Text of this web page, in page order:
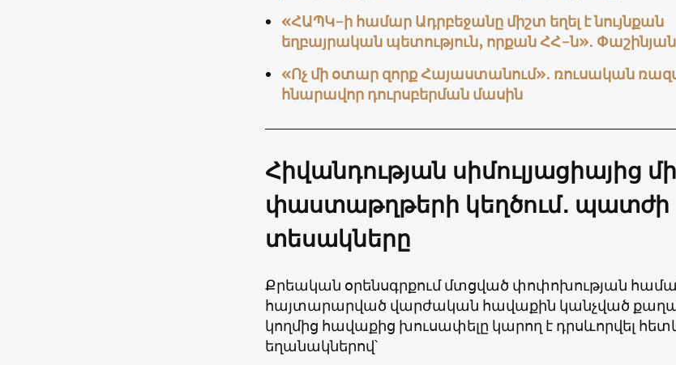
«ՀԱՊԿ-ի համար Ադրբեջանը միշտ եղել է նույնքան
եղբայրական պետություն, որքան ՀՀ-ն»․ Փաշինյան
«Ոչ մի օտար զորք Հայաստանում»․ ռուսական
հնարավոր դուրսբերման մասին
Հիվանդության սիմուլյացիայից
փաստաթղթերի կեղծում․ պատժի
տեսակները
Քրեական օրենսգրքում մտցված փոփոխության
հայտարարված վարժական հավաքին կանչված
կողմից հավաքից խուսափելը կարող է դրսևորվել
եղանակներով՝